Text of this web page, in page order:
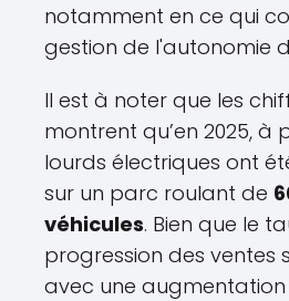
notamment en ce qui
gestion de l'autonomie
Il est à noter que les
montrent qu’en 2025, à
lourds électriques ont
sur un parc roulant de
véhicules. Bien que le
progression des ventes
avec une